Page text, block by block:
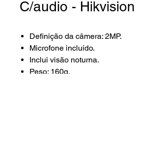
C/audio - Hikvision
Definição da câmera: 2MP.
Microfone incluído.
Inclui visão noturna.
Peso: 160g.